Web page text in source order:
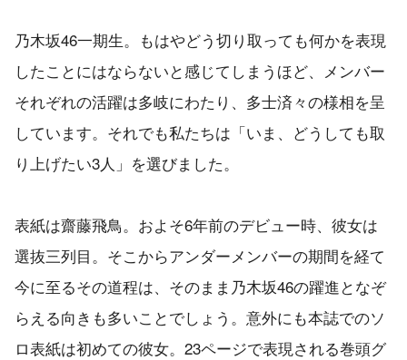
乃木坂46一期生。もはやどう切り取っても何かを表現
したことにはならないと感じてしまうほど、メンバー
それぞれの活躍は多岐にわたり、多士済々の様相を呈
しています。それでも私たちは「いま、どうしても取
り上げたい3人」を選びました。
表紙は齋藤飛鳥。およそ6年前のデビュー時、彼女は
選抜三列目。そこからアンダーメンバーの期間を経て
今に至るその道程は、そのまま乃木坂46の躍進となぞ
らえる向きも多いことでしょう。意外にも本誌でのソ
ロ表紙は初めての彼女。23ページで表現される巻頭グ